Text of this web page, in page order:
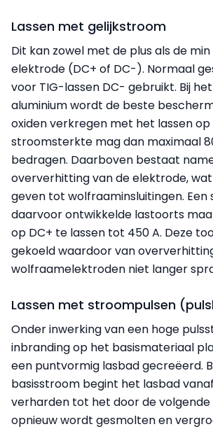
Lassen met gelijkstroom
Dit kan zowel met de plus als de
elektrode (DC+ of DC-). Normaal
voor TIG-lassen DC- gebruikt. Bij
aluminium wordt de beste
oxiden verkregen met het lassen op
stroomsterkte mag dan maximaal
bedragen. Daarboven bestaat
oververhitting van de elektrode,
geven tot wolfraaminsluitingen. Een
daarvoor ontwikkelde lastoorts
op DC+ te lassen tot 450 A. Deze
gekoeld waardoor van
wolfraamelektroden niet langer
Lassen met stroompulsen
Onder inwerking van een hoge
inbranding op het basismateriaal
een puntvormig lasbad gecreëerd.
basisstroom begint het lasbad
verharden tot het door de
opnieuw wordt gesmolten en